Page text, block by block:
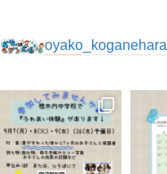
oyako_koganehara